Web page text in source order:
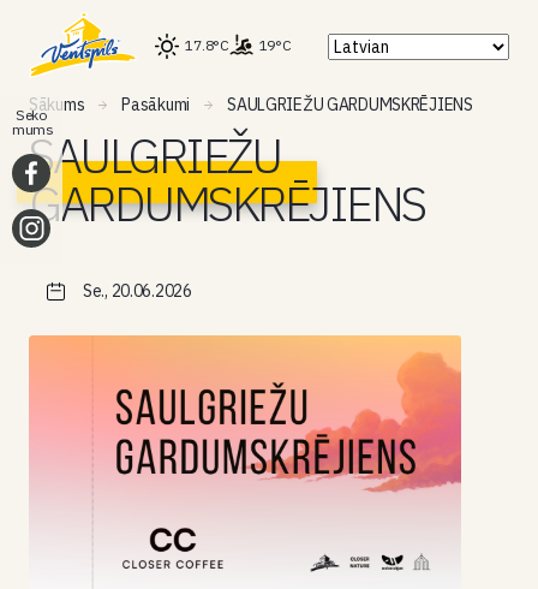
17.8°C 19°C
Sākums Pasākumi SAULGRIEŽU GARDUMSKRĒJIENS
SAULGRIEŽU
GARDUMSKRĒJIENS
Se., 20.06.2026
Seko
mums